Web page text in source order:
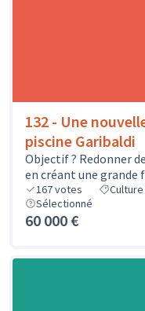
132 - Une
piscine Garibaldi
Objectif ? Redonner
en créant une grande
167votes
Sélectionné
60 000 €